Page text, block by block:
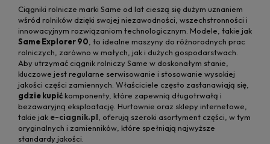
Ciągniki rolnicze marki Same od lat cieszą się dużym uznaniem
wśród rolników dzięki swojej niezawodności, wszechstronności i
innowacyjnym rozwiązaniom technologicznym. Modele, takie jak
Same Explorer 90 , to idealne maszyny do różnorodnych prac
rolniczych, zarówno w małych, jak i dużych gospodarstwach.
Aby utrzymać ciągnik rolniczy Same w doskonałym stanie,
kluczowe jest regularne serwisowanie i stosowanie wysokiej
jakości części zamiennych. Właściciele często zastanawiają się,
gdzie kupić komponenty, które zapewnią długotrwałą i
bezawaryjną eksploatację. Hurtownie oraz sklepy internetowe,
takie jak e-ciagnik.pl , oferują szeroki asortyment części, w tym
oryginalnych i zamienników, które spełniają najwyższe
standardy jakości.